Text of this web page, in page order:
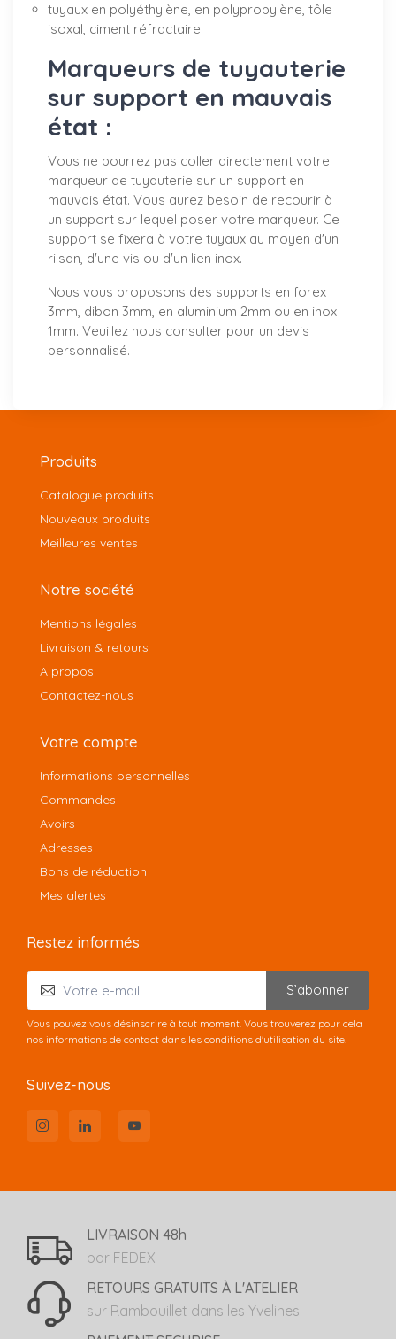
tuyaux en polyéthylène, en polypropylène, tôle
isoxal, ciment réfractaire
Marqueurs de tuyauterie
sur support en mauvais
état :
Vous ne pourrez pas coller directement votre
marqueur de tuyauterie sur un support en
mauvais état. Vous aurez besoin de recourir à
un support sur lequel poser votre marqueur. Ce
support se fixera à votre tuyaux au moyen d'un
rilsan, d'une vis ou d'un lien inox.
Nous vous proposons des supports en forex
3mm, dibon 3mm, en aluminium 2mm ou en inox
1mm. Veuillez nous consulter pour un devis
personnalisé.
Produits
Catalogue produits
Nouveaux produits
Meilleures ventes
Notre société
Mentions légales
Livraison & retours
A propos
Contactez-nous
Votre compte
Informations personnelles
Commandes
Avoirs
Adresses
Bons de réduction
Mes alertes
Restez informés
S’abonner
Vous pouvez vous désinscrire à tout moment. Vous trouverez pour cela
nos informations de contact dans les conditions d'utilisation du site.
Suivez-nous
LIVRAISON 48h
par FEDEX
RETOURS GRATUITS À L'ATELIER
sur Rambouillet dans les Yvelines